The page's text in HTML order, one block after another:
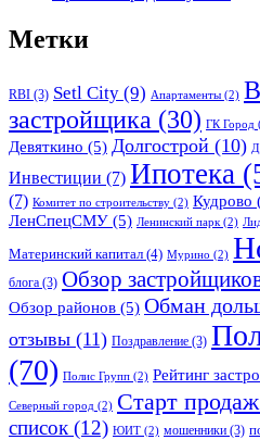
Метки
RBI (3) Setl City (9) Апартаменты (2)
застройщика (30) ГК Город
Девяткино (5) Долгострой (10)
Инвестиции (7) Ипотека
(7) Комитет по строительству (2) Кудрово
ЛенСпецСМУ (5) Ленинский парк (2)
Материнский капитал (4) Мурино (2)
блога (3) Обзор
Обзор районов (5) Обман
отзывы (11) Поздравление (3)
(70) Полис Групп (2) Рейтинг
Северный город (2) Старт продаж
список (12) ЮИТ (2) мошенники (3)